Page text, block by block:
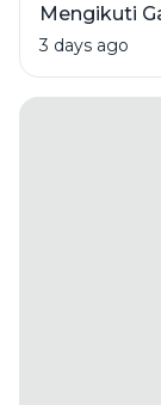
Mengikuti
3 days ago